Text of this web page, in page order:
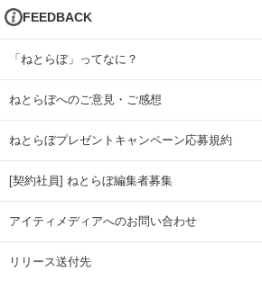
FEEDBACK
「ねとらぼ」ってなに？
ねとらぼへのご意見・ご感想
ねとらぼプレゼントキャンペーン応募規約
[契約社員] ねとらぼ編集者募集
アイティメディアへのお問い合わせ
リリース送付先